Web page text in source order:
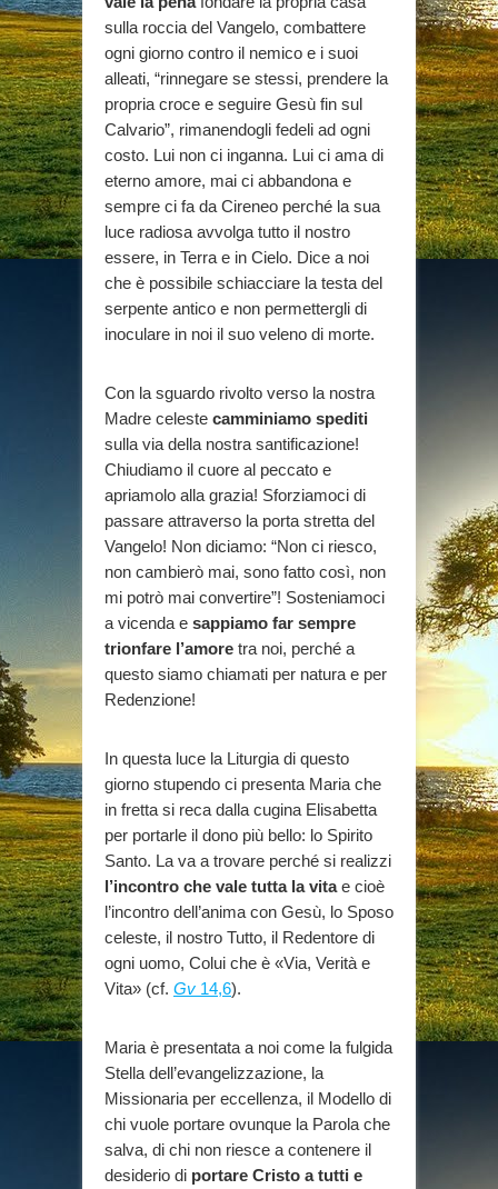
sulla roccia del Vangelo, combattere
ogni giorno contro il nemico e i suoi
alleati, “rinnegare se stessi, prendere la
propria croce e seguire Gesù fin sul
Calvario”, rimanendogli fedeli ad ogni
costo. Lui non ci inganna. Lui ci ama di
eterno amore, mai ci abbandona e
sempre ci fa da Cireneo perché la sua
luce radiosa avvolga tutto il nostro
essere, in Terra e in Cielo. Dice a noi
che è possibile schiacciare la testa del
serpente antico e non permettergli di
inoculare in noi il suo veleno di morte.
Con la sguardo rivolto verso la nostra
Madre celeste camminiamo spediti
sulla via della nostra santificazione!
Chiudiamo il cuore al peccato e
apriamolo alla grazia! Sforziamoci di
passare attraverso la porta stretta del
Vangelo! Non diciamo: “Non ci riesco,
non cambierò mai, sono fatto così, non
mi potrò mai convertire”! Sosteniamoci
a vicenda e sappiamo far sempre
trionfare l’amore tra noi, perché a
questo siamo chiamati per natura e per
Redenzione!
In questa luce la Liturgia di questo
giorno stupendo ci presenta Maria che
in fretta si reca dalla cugina Elisabetta
per portarle il dono più bello: lo Spirito
Santo. La va a trovare perché si realizzi
l’incontro che vale tutta la vitae cioè
l’incontro dell’anima con Gesù, lo Sposo
celeste, il nostro Tutto, il Redentore di
ogni uomo, Colui che è «Via, Verità e
Vita» (cf. Gv 14,6).
Maria è presentata a noi come la fulgida
Stella dell’evangelizzazione, la
Missionaria per eccellenza, il Modello di
chi vuole portare ovunque la Parola che
salva, di chi non riesce a contenere il
desiderio di portare Cristo a tutti e